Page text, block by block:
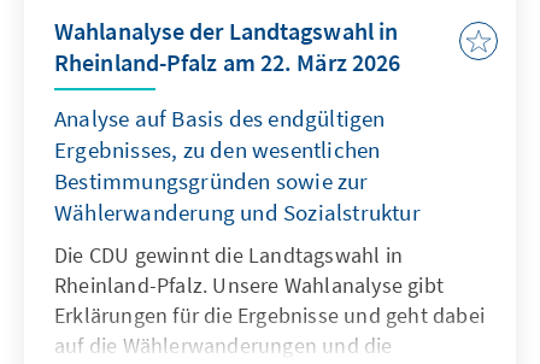
Wahlanalyse der Landtagswahl in
Rheinland-Pfalz am 22. März 2026
Analyse auf Basis des endgültigen
Ergebnisses, zu den wesentlichen
Bestimmungsgründen sowie zur
Wählerwanderung und Sozialstruktur
Die CDU gewinnt die Landtagswahl in
Rheinland-Pfalz. Unsere Wahlanalyse gibt
Erklärungen für die Ergebnisse und geht dabei
auf die Wählerwanderungen und die